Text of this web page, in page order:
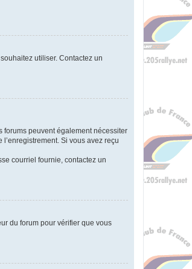
utiliser. Contactez un
forums peuvent également nécessiter
Si vous avez reçu
courriel fournie, contactez un
du forum pour vérifier que vous